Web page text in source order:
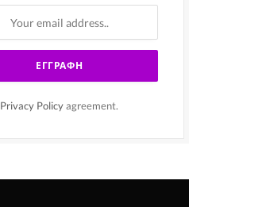
Privacy Policy agreement.